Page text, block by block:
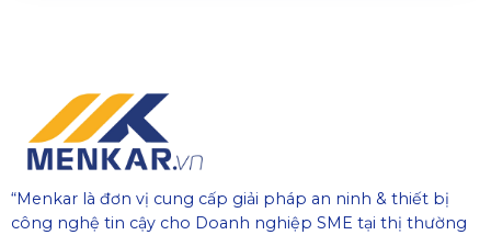
“Menkar là đơn vị cung cấp giải pháp an ninh & thiết bị
công nghệ tin cậy cho Doanh nghiệp SME tại thị thường